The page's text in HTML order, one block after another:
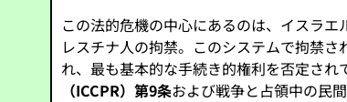
この法的危機の中心にあるのは、イスラ
レスチナ人の拘禁。このシステムで拘禁さ
れ、最も基本的な手続き的権利を否定さ
（ICCPR）第9条および戦争と占領中の民